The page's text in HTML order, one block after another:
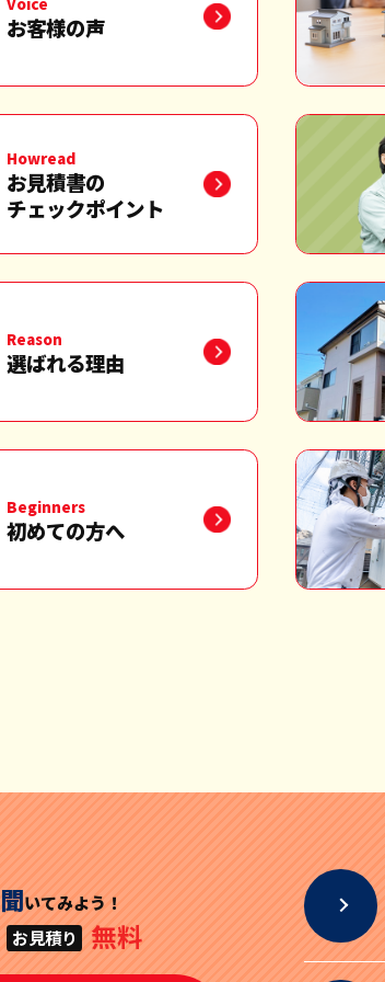
お客様の声
Howread
お見積書の
チェックポイント
Reason
選ばれる理由
Beginners
初めての方へ
聞いてみよう！
お見積り 無料